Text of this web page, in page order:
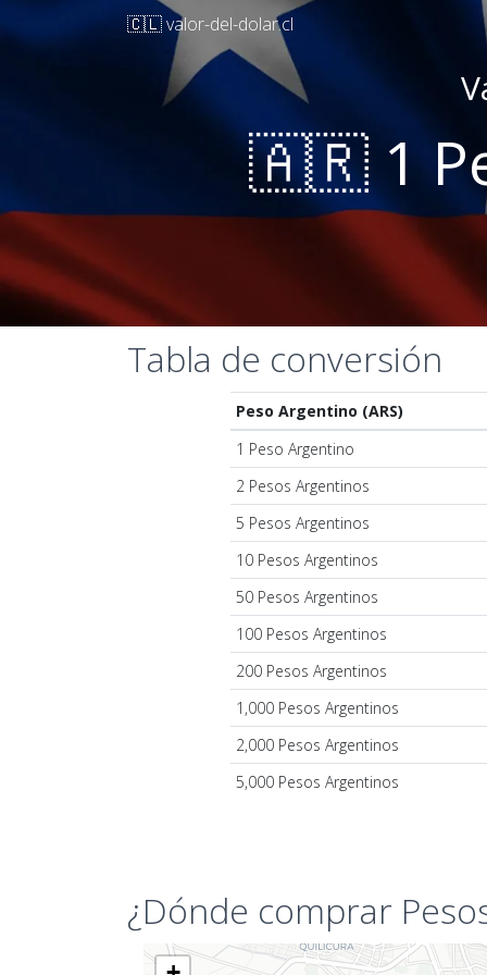
🇨🇱 valor-del-dolar.cl
🇦🇷 1
Tabla de conversión
Peso Argentino (ARS)
1 Peso Argentino
2 Pesos Argentinos
5 Pesos Argentinos
10 Pesos Argentinos
50 Pesos Argentinos
100 Pesos Argentinos
200 Pesos Argentinos
1,000 Pesos Argentinos
2,000 Pesos Argentinos
5,000 Pesos Argentinos
¿Dónde comprar